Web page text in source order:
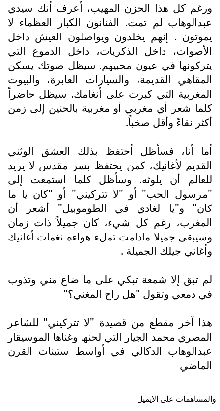
ورغم كل هذا الحزن المهيب، أعرف أنك سيدي
عبدالوهاب لم تمت. الفنانون الكبار العظماء لا
يموتون . إنهم يخلدون ويواصلون العيش داخل
الأصوات، داخل الذكريات، داخل الدموع التي
يتركونها في عيون محبيهم. سيظل صوتك يسكن
المقاهي القديمة، والسيارات العابرة، والبيوت
المغربية التي كبرت على أنغامك. سيظل حاضراً
كلما شعر أي مغربي أو مغربية بالحنين إلى زمن
أكثر نقاءً وأقل صخباً.
أما أنا، فسأظل أحتفظ بذلك العشق الوثني
القديم لأغانيك، كمن يحتفظ بسر مقدس لا يريد
للعالم أن يلوثه. وسأظل كلما استمعت إلى
"مرسول الحب" أو "لا تتركيني" أو "كان يا ما
كان" و"يا لغادي في الطوموبيل" أشعر أن
المغرب، رغم كل شيء، كان جميلاً ذات زمان
وسيبقى جميلا مادامت تملء هواءه نغمات أغانيك
وأغاني جيلك الجميلة .
لم تبق إلا شمعة تبكي على ما ضاع مني وتذوب
في دمعي وتقول "هل راح المغني؟"
هذا آخر مقطع من قصيدة "لا تتركيني" للشاعر
المصري محمد الجيار التي لحنها وغناها الموسيقار
عبدالوهاب الدكالي في أواسط ستينات القرن
الماضي
والمساهمات علی الایمیل